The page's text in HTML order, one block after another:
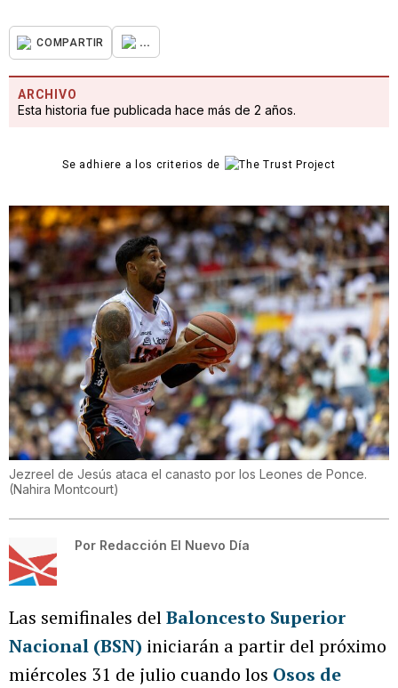
COMPARTIR ...
ARCHIVO
Esta historia fue publicada hace más de 2 años.
Se adhiere a los criterios de
Jezreel de Jesús ataca el canasto por los Leones de Ponce.
(Nahira Montcourt)
Por Redacción El Nuevo Día
Las semifinales delBaloncesto Superior
Nacional (BSN) iniciarán a partir del próximo
miércoles 31 de julio cuando los Osos de